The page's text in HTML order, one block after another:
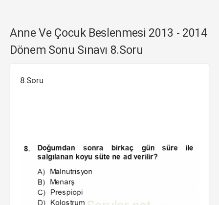
Anne Ve Çocuk Beslenmesi 2013 - 2014
Dönem Sonu Sınavı 8.Soru
8.Soru